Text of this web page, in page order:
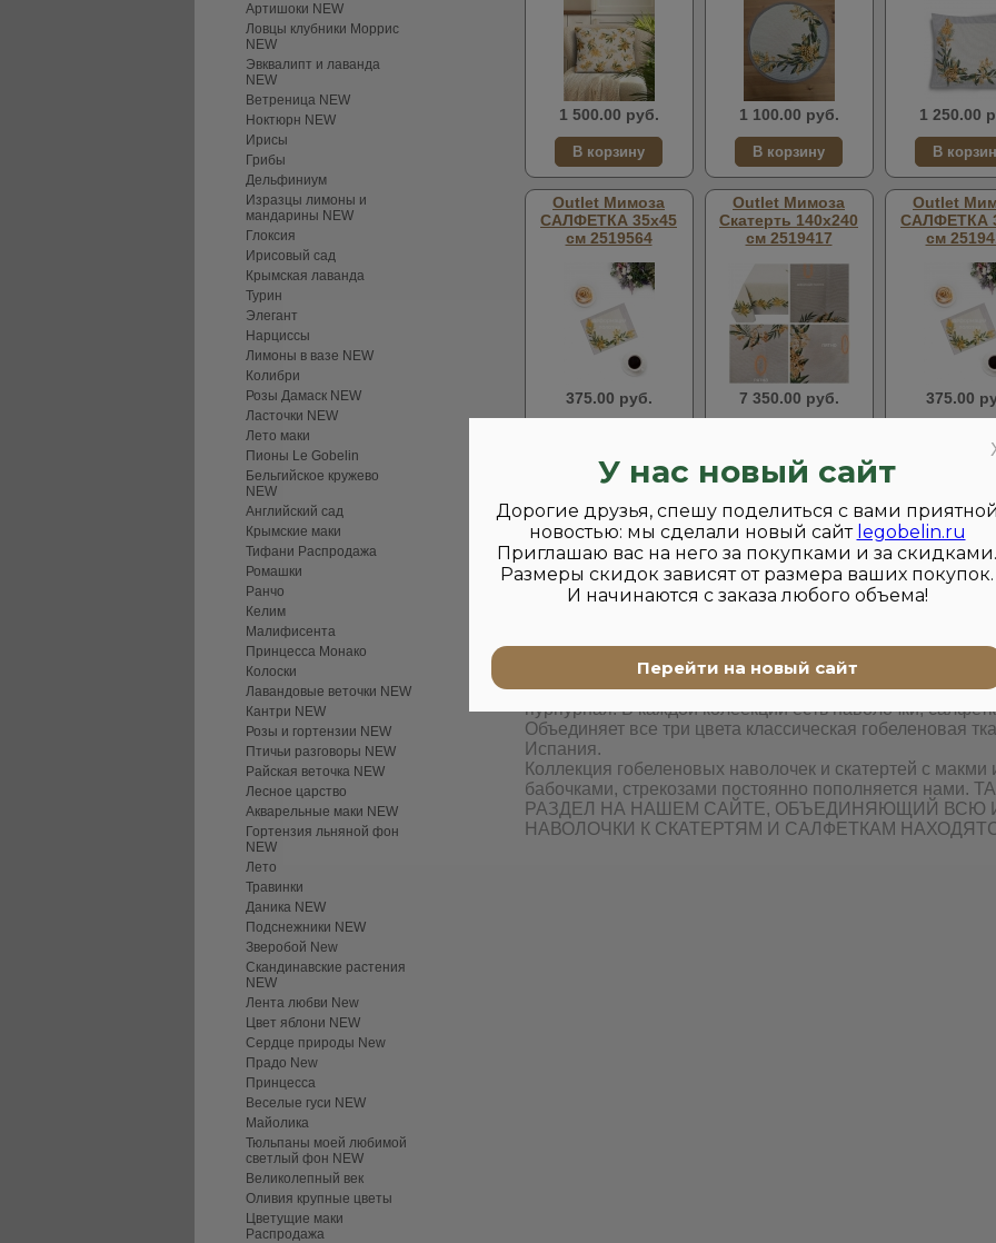
Артишоки NEW
Ловцы клубники Моррис
NEW
Эвквалипт и лаванда
NEW
Ветреница NEW
Ноктюрн NEW
Ирисы
Грибы
Дельфиниум
Изразцы лимоны и
мандарины NEW
Глоксия
Ирисовый сад
Крымская лаванда
Турин
Элегант
Нарциссы
Лимоны в вазе NEW
Колибри
Розы Дамаск NEW
Ласточки NEW
Лето маки
Пионы Le Gobelin
Бельгийское кружево
NEW
Английский сад
Крымские маки
Тифани Распродажа
Ромашки
Ранчо
Келим
Малифисента
Принцесса Монако
Колоски
Лавандовые веточки NEW
Кантри NEW
Розы и гортензии NEW
Птичьи разговоры NEW
Райская веточка NEW
Лесное царство
Акварельные маки NEW
Гортензия льняной фон
NEW
Лето
Травинки
Даника NEW
Подснежники NEW
Зверобой New
Скандинавские растения
NEW
Лента любви New
Цвет яблони NEW
Сердце природы New
Прадо New
Принцесса
Веселые гуси NEW
Майолика
Тюльпаны моей любимой
светлый фон NEW
Великолепный век
Оливия крупные цветы
Цветущие маки
Распродажа
1 500.00 руб. 1 100.00 руб. 1 250.00
Outlet Мимоза
САЛФЕТКА 35х45
см 2519564
375.00 руб.
Outlet Мимоза
Скатерть 140х240
см 2519417
7 350.00 руб.
Outlet
САЛФЕТКА
см
375.00
В нашем интернет-магазине Вы можете купить
наволочки.
Гобеленовые наволочкки с такими породами собак, как
хуа хуа, мопсами, таксой, корги, английский бульдог,
вестиками, Вы сможете найти только у нас. Коллекция
впечатляет практически вссех.
Коллекция наволочек с лавандой делится на три части
пурпурная. В каждой колеекции есть наволочки,
Объединяет все три цвета классическая гобеленовая
Испания.
Коллекция гобеленовых наволочек и скатертей с
бабочками, стрекозами постоянно пополняется
РАЗДЕЛ НА НАШЕМ САЙТЕ, ОБЪЕДИНЯЮЩИЙ ВСЮ
НАВОЛОЧКИ К СКАТЕРТЯМ И САЛФЕТКАМ
У нас новый сайт
Дорогие друзья, спешу поделиться с вами приятной
новостью: мы сделали новый сайт legobelin.ru
Приглашаю вас на него за покупками и за скидками.
Размеры скидок зависят от размера ваших покупок.
И начинаются с заказа любого объема!
Перейти на новый сайт